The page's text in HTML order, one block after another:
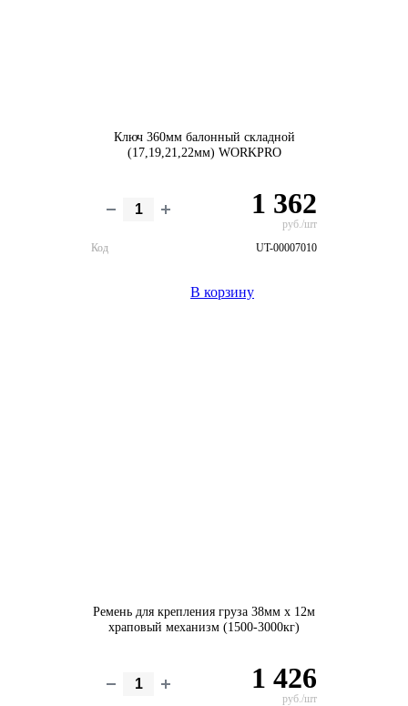
Ключ 360мм балонный складной
(17,19,21,22мм) WORKPRO
1 362
руб./шт
Код
UT-00007010
В корзину
Ремень для крепления груза 38мм х 12м
храповый механизм (1500-3000кг)
1 426
руб./шт